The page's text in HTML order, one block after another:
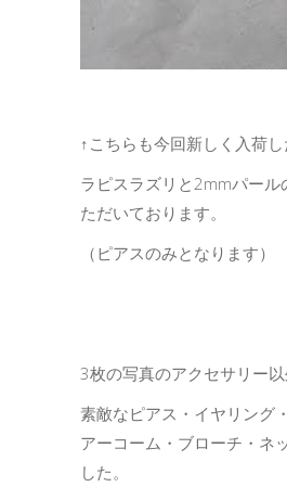
↑こちらも今回新しく入荷し
ラピスラズリと2mmパール
ただいております。
（ピアスのみとなります）
3枚の写真のアクセサリー
素敵なピアス・イヤリング
アーコーム・ブローチ・ネ
した。